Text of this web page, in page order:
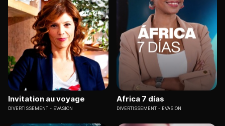
Invitation au voyage
DIVERTISSEMENT EVASION
Africa 7 días
DIVERTISSEMENT EVASION